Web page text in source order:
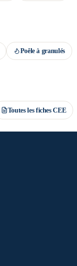
Poêle à granulés
Toutes les fiches CEE